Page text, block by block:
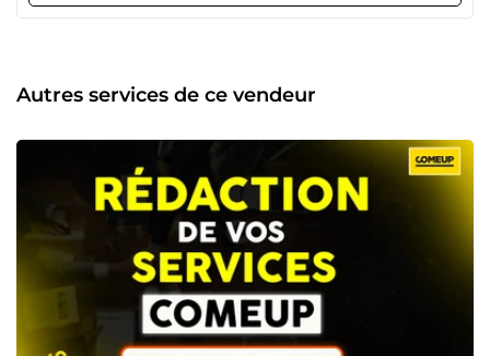
besoins et vos attentes. ✅ Un service rapide et de qualité,
avec des résultats qui parlent d’eux-mêmes. 🎯 Notre
vous offrir une expérience mémorable. 📩 Contactez-nous
dès maintenant et construisons ensemble des projets qui
marquent les esprits. Avec Diamond Agency, votre succès
est notre plus belle récompense ! 💎 Diamond Agency :
Brillons ensemble !
Autres services de ce vendeur